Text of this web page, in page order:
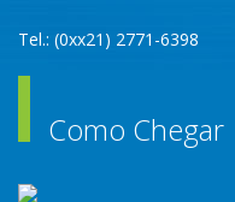
Tel.: (0xx21) 2771-6398
Como Chegar